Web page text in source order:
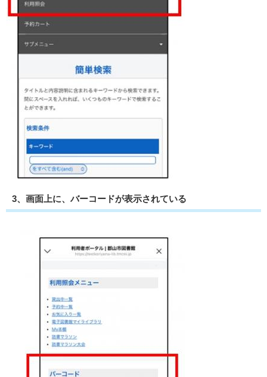
3、画面上に、バーコードが表示されている